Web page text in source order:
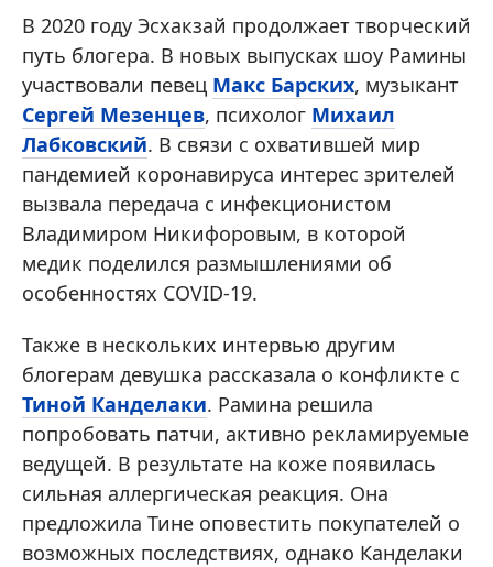
В 2020 году Эсхакзай продолжает творческий
путь блогера. В новых выпусках шоу Рамины
участвовали певец Макс Барских, музыкант
Сергей Мезенцев, психолог Михаил
Лабковский. В связи с охватившей мир
пандемией коронавируса интерес зрителей
вызвала передача с инфекционистом
Владимиром Никифоровым, в которой
медик поделился размышлениями об
особенностях COVID-19.
Также в нескольких интервью другим
блогерам девушка рассказала о конфликте с
Тиной Канделаки. Рамина решила
попробовать патчи, активно рекламируемые
ведущей. В результате на коже появилась
сильная аллергическая реакция. Она
предложила Тине оповестить покупателей о
возможных последствиях, однако Канделаки